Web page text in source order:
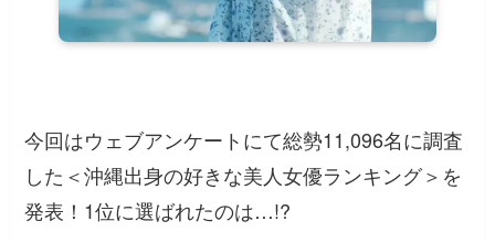
今回はウェブアンケートにて総勢11,096名に調査
した＜沖縄出身の好きな美人女優ランキング＞を
発表！1位に選ばれたのは…!?